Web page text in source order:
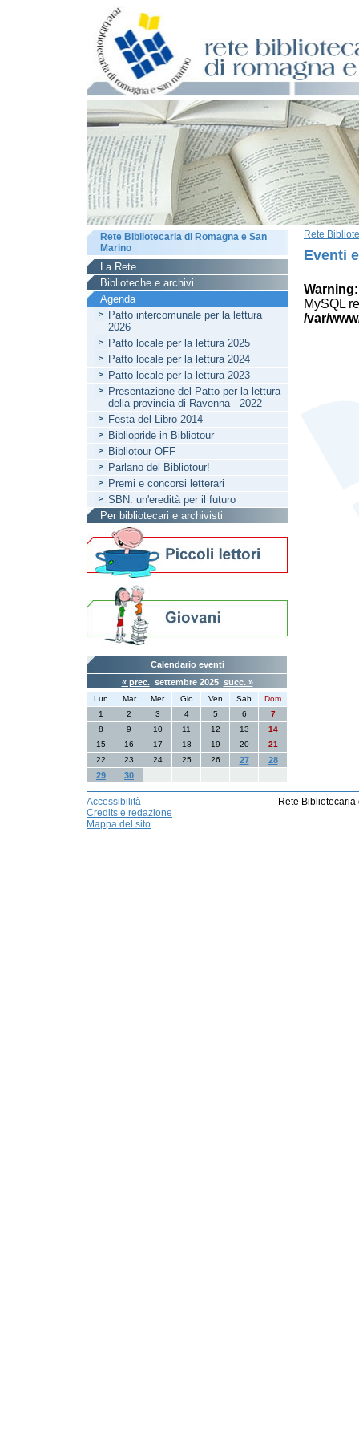
Rete
Eventi
Warning
MySQL
/var/
Rete Bibliotecaria di Romagna e San
Marino
La Rete
Biblioteche e archivi
Agenda
Patto intercomunale per la lettura
2026
Patto locale per la lettura 2025
Patto locale per la lettura 2024
Patto locale per la lettura 2023
Presentazione del Patto per la lettura
della provincia di Ravenna - 2022
Festa del Libro 2014
Bibliopride in Bibliotour
Bibliotour OFF
Parlano del Bibliotour!
Premi e concorsi letterari
SBN: un'eredità per il futuro
Per bibliotecari e archivisti
Calendario eventi
« prec.settembre 2025 succ. »
Lun Mar Mer Gio Ven Sab
Dom
1
2 3 4 5 6
7
8
9 10 11 12 13
14
15
16 17 18 19 20
21
22
23 24 25 26 27
28
29
30
Accessibilità
Credits e redazione
Mappa del sito
Rete